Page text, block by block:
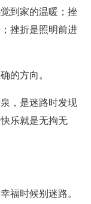
到家的温暖；挫
挫折是照明前进
的方向。
，是迷路时发现
乐就是无拘无
福时候别 迷路。